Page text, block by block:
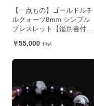
【一点もの】ゴールドルチ
ルクォーツ8mm シンプル
ブレスレット【鑑別書付
55,000